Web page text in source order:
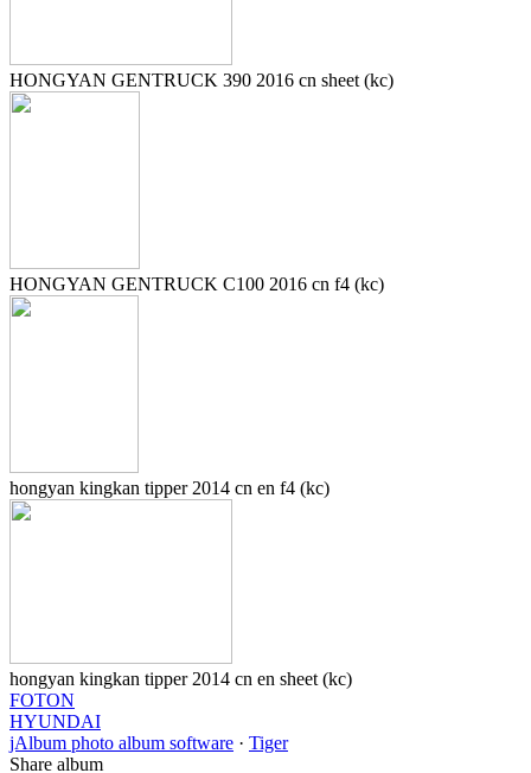
HONGYAN GENTRUCK 390 2016 cn sheet (kc)
HONGYAN GENTRUCK C100 2016 cn f4 (kc)
hongyan kingkan tipper 2014 cn en f4 (kc)
hongyan kingkan tipper 2014 cn en sheet (kc)
FOTON
HYUNDAI
jAlbum photo album software · Tiger
Share album